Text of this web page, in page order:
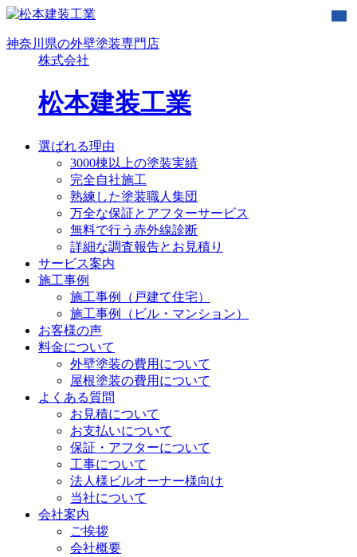
神奈川県の外壁塗装専門店
株式会社
松本建装工業
選ばれる理由
3000棟以上の塗装実績
完全自社施工
熟練した塗装職人集団
万全な保証とアフターサービス
無料で行う赤外線診断
詳細な調査報告とお見積り
サービス案内
施工事例
施工事例（戸建て住宅）
施工事例（ビル・マンション）
お客様の声
料金について
外壁塗装の費用について
屋根塗装の費用について
よくある質問
お見積について
お支払いについて
保証・アフターについて
工事について
法人様ビルオーナー様向け
当社について
会社案内
ご挨拶
会社概要